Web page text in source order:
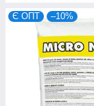
Є ОПТ –10%